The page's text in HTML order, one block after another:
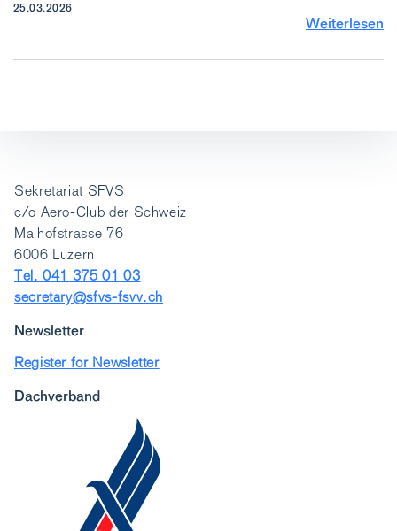
25.03.2026
Weiterlesen
Sekretariat SFVS
c/o Aero-Club der Schweiz
Maihofstrasse 76
6006 Luzern
Tel. 041 375 01 03
secretary@sfvs-fsvv.ch
Newsletter
Register for Newsletter
Dachverband